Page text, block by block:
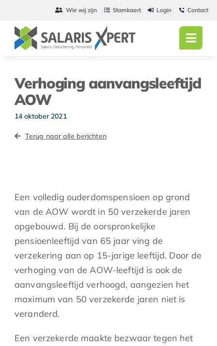
inhoud
Wie wij zijn Stamkaart Login Contact
Actueel
Verhoging aanvangsleeftijd
AOW
14 oktober 2021
Terug naar alle berichten
Een volledig ouderdomspensioen op grond
van de AOW wordt in 50 verzekerde jaren
opgebouwd. Bij de oorspronkelijke
pensioenleeftijd van 65 jaar ving de
verzekering aan op 15-jarige leeftijd. Door de
verhoging van de AOW-leeftijd is ook de
aanvangsleeftijd verhoogd, aangezien het
maximum van 50 verzekerde jaren niet is
veranderd.
Een verzekerde maakte bezwaar tegen het